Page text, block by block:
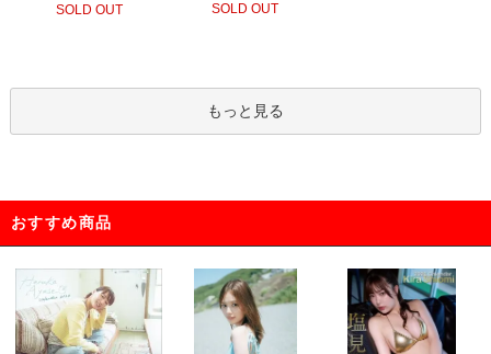
SOLD OUT
SOLD OUT
もっと見る
おすすめ商品